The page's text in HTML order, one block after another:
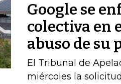
Google se
colectiva en
abuso de
El Tribunal de
miércoles la